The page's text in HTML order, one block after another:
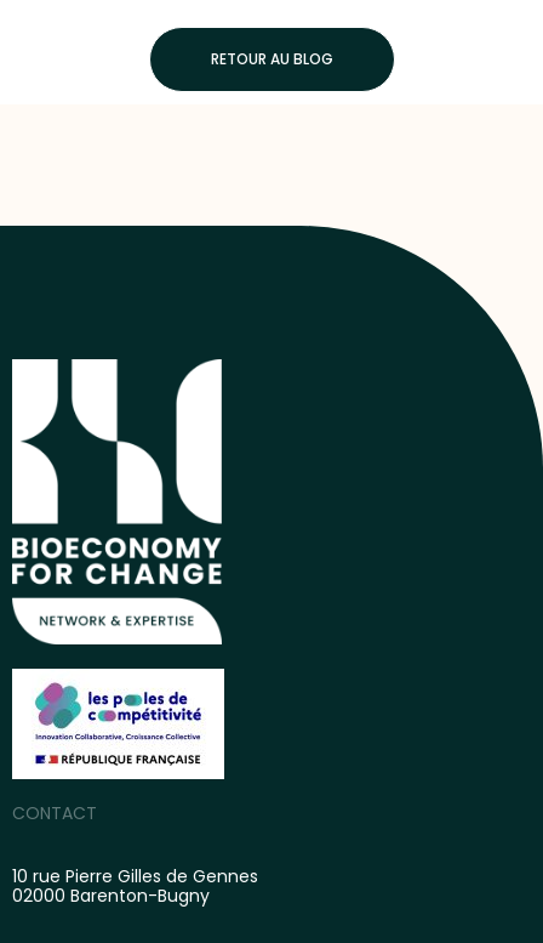
RETOUR AU BLOG
CONTACT
10 rue Pierre Gilles de Gennes
02000 Barenton-Bugny